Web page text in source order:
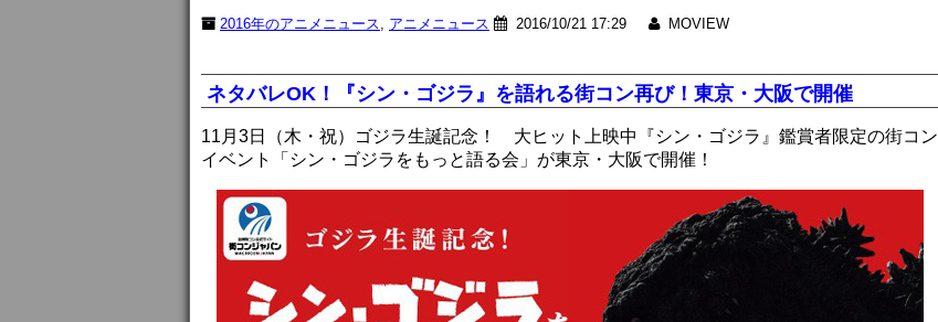
2016年のアニメニュース アニメニュース 2016/10/21 17:29 MOVIEW
ネタバレOK！『シン・ゴジラ』を語れる街コン再び！東京・大阪で開催
11月3日（木・祝）ゴジラ生誕記念！ 大ヒット上映中『シン・ゴジラ』鑑賞者限定の街コン
イベント「シン・ゴジラをもっと語る会」が東京・大阪で開催！